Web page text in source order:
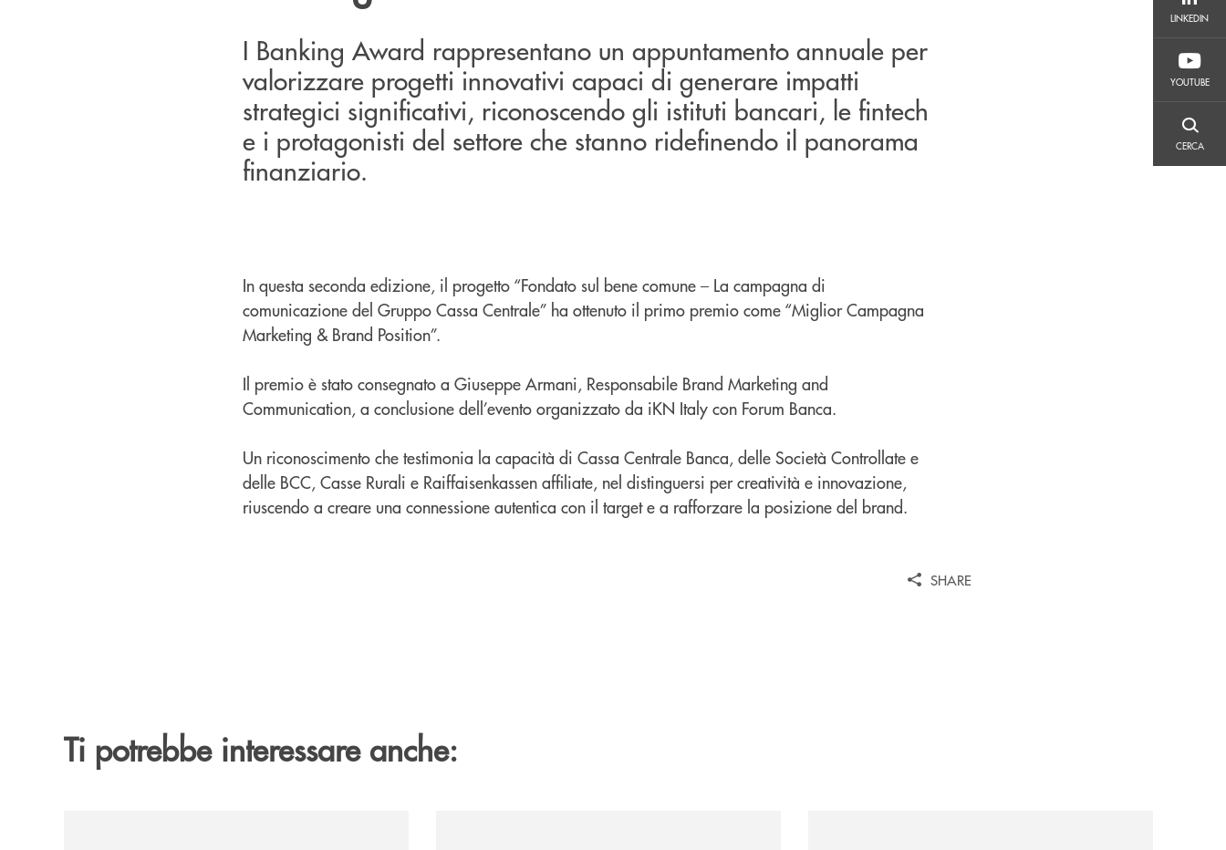
LINKEDIN
YOUTUBE
CERCA
I Banking Award rappresentano un appuntamento annuale per
valorizzare progetti innovativi capaci di generare impatti
strategici significativi, riconoscendo gli istituti bancari, le fintech
e i protagonisti del settore che stanno ridefinendo il panorama
finanziario.
In questa seconda edizione, il progetto “Fondato sul bene comune – La campagna di
comunicazione del Gruppo Cassa Centrale” ha ottenuto il primo premio come “Miglior Campagna
Marketing & Brand Position”.
Il premio è stato consegnato a Giuseppe Armani, Responsabile Brand Marketing and
Communication, a conclusione dell’evento organizzato da iKN Italy con Forum Banca.
Un riconoscimento che testimonia la capacità di Cassa Centrale Banca, delle Società Controllate e
delle BCC, Casse Rurali e Raiffaisenkassen affiliate, nel distinguersi per creatività e innovazione,
riuscendo a creare una connessione autentica con il target e a rafforzare la posizione del brand.
SHARE
Ti potrebbe interessare anche: